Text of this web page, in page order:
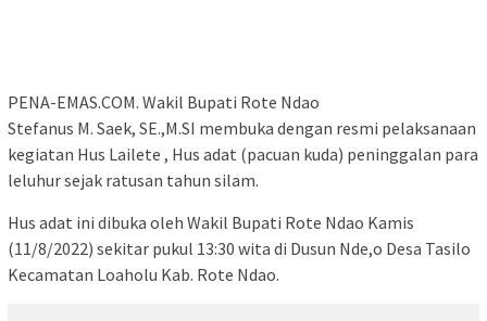
PENA-EMAS.COM. Wakil Bupati Rote Ndao
Stefanus M. Saek, SE.,M.SI membuka dengan resmi pelaksanaan
kegiatan Hus Lailete , Hus adat (pacuan kuda) peninggalan para
leluhur sejak ratusan tahun silam.
Hus adat ini dibuka oleh Wakil Bupati Rote Ndao Kamis
(11/8/2022) sekitar pukul 13:30 wita di Dusun Nde,o Desa Tasilo
Kecamatan Loaholu Kab. Rote Ndao.